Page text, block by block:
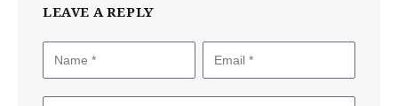
LEAVE A REPLY